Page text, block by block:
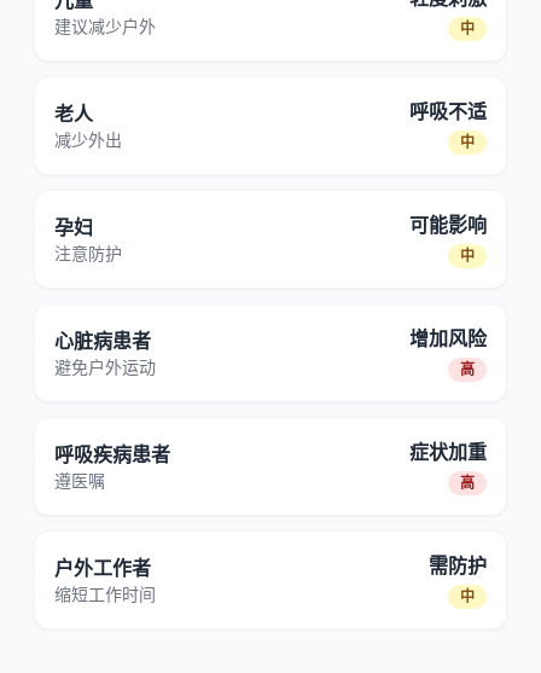
建议减少户外 中
老人
减少外出
呼吸不适
中
孕妇
注意防护
可能影响
中
心脏病患者
避免户外运动
增加风险
高
呼吸疾病患者
遵医嘱
症状加重
高
户外工作者
缩短工作时间
需防护
中